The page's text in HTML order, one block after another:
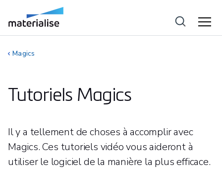
Magics
Tutoriels Magics
Il y a tellement de choses à accomplir avec
Magics. Ces tutoriels vidéo vous aideront à
utiliser le logiciel de la manière la plus efficace.